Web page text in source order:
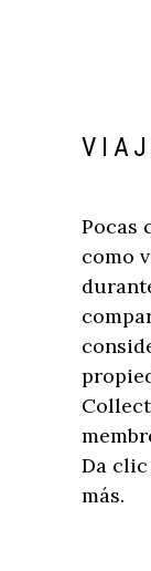
Pocas
como
Da
más.